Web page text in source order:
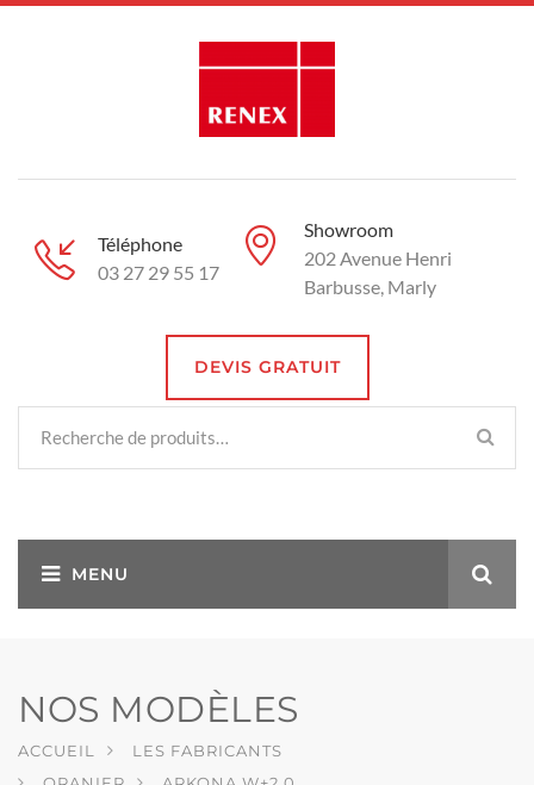
Téléphone
03 27 29 55 17
Showroom
202 Avenue Henri
Barbusse, Marly
DEVIS GRATUIT
NOS MODÈLES
ACCUEIL
LES FABRICANTS